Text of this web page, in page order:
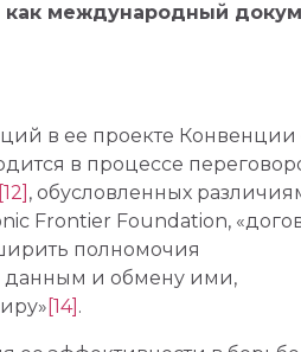
как международный
в ее проекте Конвенции
в процессе
[12] , обусловленных
Frontier Foundation,
полномочия
данным и обмену ими,
[14] .